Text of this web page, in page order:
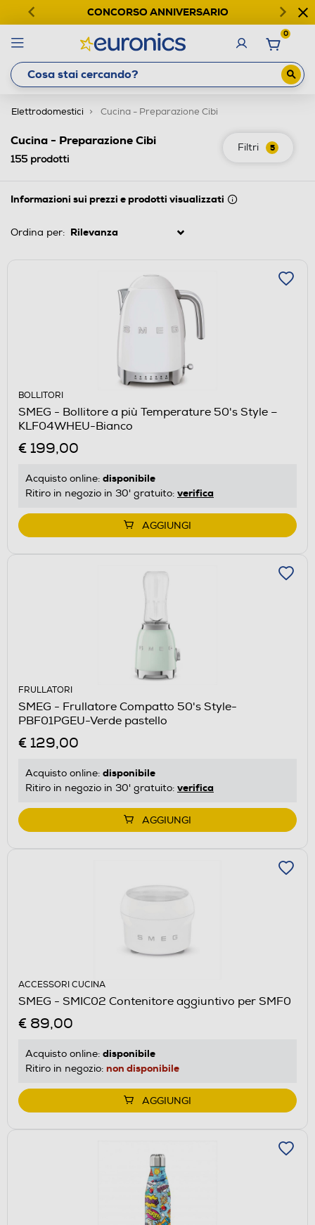
CONCORSO ANNIVERSARIO
0
Elettrodomestici Cucina - Preparazione Cibi
Filtri 5
Cucina - Preparazione Cibi
155 prodotti
Informazioni sui prezzi e prodotti visualizzati
Ordina per:
BOLLITORI
SMEG - Bollitore a più Temperature 50's Style –
KLF04WHEU-Bianco
€ 199,00
Acquisto online: disponibile
Ritiro in negozio in 30' gratuito: verifica
AGGIUNGI
FRULLATORI
SMEG - Frullatore Compatto 50's Style-
PBF01PGEU-Verde pastello
€ 129,00
Acquisto online: disponibile
Ritiro in negozio in 30' gratuito: verifica
AGGIUNGI
ACCESSORI CUCINA
SMEG - SMIC02 Contenitore aggiuntivo per SMF0
€ 89,00
Acquisto online: disponibile
Ritiro in negozio: non disponibile
AGGIUNGI